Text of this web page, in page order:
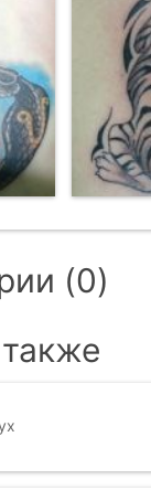
(0)